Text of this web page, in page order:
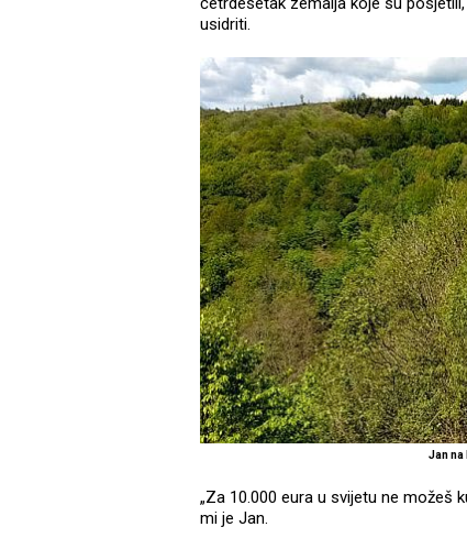
usidriti.
Jan na
„Za 10.000 eura u svijetu ne možeš
mi je Jan.